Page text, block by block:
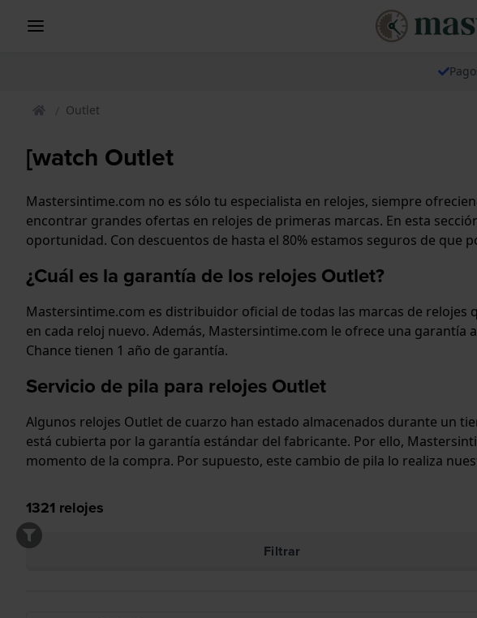
Outlet
[watch Outlet
Mastersintime.com no es sólo tu especialista en relojes, siempre
encontrar grandes ofertas en relojes de primeras marcas. En esta
oportunidad. Con descuentos de hasta el 80% estamos seguros de
¿Cuál es la garantía de los relojes Outlet?
Mastersintime.com es distribuidor oficial de todas las marcas de
en cada reloj nuevo. Además, Mastersintime.com le ofrece una
Chance tienen 1 año de garantía.
Servicio de pila para relojes Outlet
Algunos relojes Outlet de cuarzo han estado almacenados durante un
está cubierta por la garantía estándar del fabricante. Por ello,
momento de la compra. Por supuesto, este cambio de pila lo realiza
1321 relojes
Filtrar